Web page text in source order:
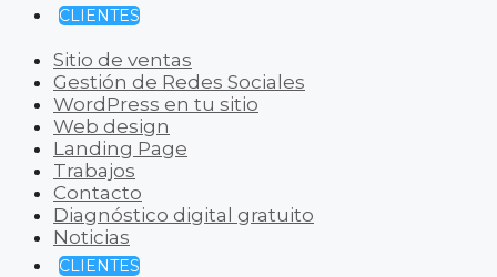
CLIENTES
Sitio de ventas
Gestión de Redes Sociales
WordPress en tu sitio
Web design
Landing Page
Trabajos
Contacto
Diagnóstico digital gratuito
Noticias
CLIENTES